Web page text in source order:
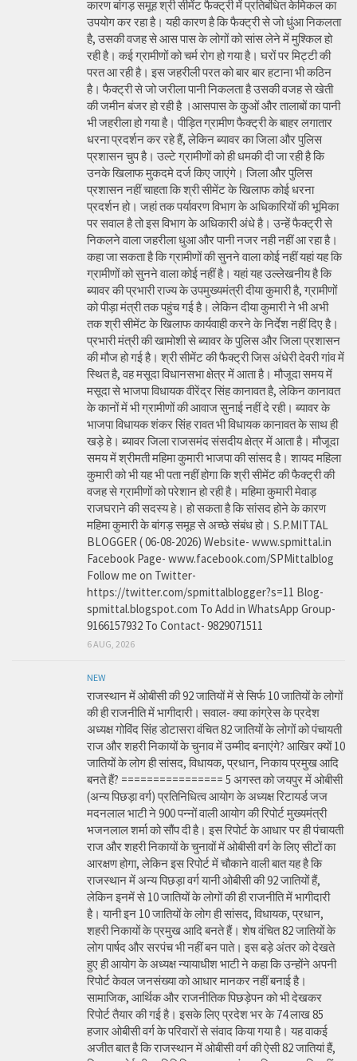
कारण बांगड़ समूह श्री सीमेंट फैक्ट्री में प्रतिबंधित केमिकल का
उपयोग कर रहा है। यही कारण है कि फैक्ट्री से जो धुंआ निकलता
है, उसकी वजह से आस पास के लोगों को सांस लेने में मुश्किल हो
रही है। कई ग्रामीणों को चर्म रोग हो गया है। घरों पर मिट्टी की
परत आ रही है। इस जहरीली परत को बार बार हटाना भी कठिन
है। फैक्ट्री से जो जरीला पानी निकलता है उसकी वजह से खेती
की जमीन बंजर हो रही है ।आसपास के कुओं और तालाबों का पानी
भी जहरीला हो गया है। पीड़ित ग्रामीण फैक्ट्री के बाहर लगातार
धरना प्रदर्शन कर रहे हैं, लेकिन ब्यावर का जिला और पुलिस
प्रशासन चुप है। उल्टे ग्रामीणों को ही धमकी दी जा रही है कि
उनके खिलाफ मुकदमे दर्ज किए जाएंगे। जिला और पुलिस
प्रशासन नहीं चाहता कि श्री सीमेंट के खिलाफ कोई धरना
प्रदर्शन हो। जहां तक पर्यावरण विभाग के अधिकारियों की भूमिका
पर सवाल है तो इस विभाग के अधिकारी अंधे है। उन्हें फैक्ट्री से
निकलने वाला जहरीला धुआ और पानी नजर नही नहीं आ रहा है।
कहा जा सकता है कि ग्रामीणों की सुनने वाला कोई नहीं यहां यह कि
ग्रामीणों को सुनने वाला कोई नहीं है। यहां यह उल्लेखनीय है कि
ब्यावर की प्रभारी राज्य के उपमुख्यमंत्री दीया कुमारी है, ग्रामीणों
को पीड़ा मंत्री तक पहुंच गई है। लेकिन दीया कुमारी ने भी अभी
तक श्री सीमेंट के खिलाफ कार्यवाही करने के निर्देश नहीं दिए है।
प्रभारी मंत्री की खामोशी से ब्यावर के पुलिस और जिला प्रशासन
की मौज हो गई है। श्री सीमेंट की फैक्ट्री जिस अंधेरी देवरी गांव में
स्थित है, वह मसूदा विधानसभा क्षेत्र में आता है। मौजूदा समय में
मसूदा से भाजपा विधायक वीरेंद्र सिंह कानावत है, लेकिन कानावत
के कानों में भी ग्रामीणों की आवाज सुनाई नहीं दे रही। ब्यावर के
भाजपा विधायक शंकर सिंह रावत भी विधायक कानावत के साथ ही
खड़े हे। ब्यावर जिला राजसमंद संसदीय क्षेत्र में आता है। मौजूदा
समय में श्रीमती महिमा कुमारी भाजपा की सांसद है। शायद महिला
कुमारी को भी यह भी पता नहीं होगा कि श्री सीमेंट की फैक्ट्री की
वजह से ग्रामीणों को परेशान हो रही है। महिमा कुमारी मेवाड़
राजघराने की सदस्य हे। हो सकता है कि सांसद होने के कारण
महिमा कुमारी के बांगड़ समूह से अच्छे संबंध हो। S.P.MITTAL
BLOGGER ( 06-08-2026) Website- www.spmittal.in
Facebook Page- www.facebook.com/SPMittalblog
Follow me on Twitter-
https://twitter.com/spmittalblogger?s=11 Blog-
spmittal.blogspot.com To Add in WhatsApp Group-
9166157932 To Contact- 9829071511
6 AUG, 2026
NEW
राजस्थान में ओबीसी की 92 जातियों में से सिर्फ 10 जातियों के लोगों
की ही राजनीति में भागीदारी। सवाल- क्या कांग्रेस के प्रदेश
अध्यक्ष गोविंद सिंह डोटासरा वंचित 82 जातियों के लोगों को पंचायती
राज और शहरी निकायों के चुनाव में उम्मीद बनाएंगे? आखिर क्यों 10
जातियों के लोग ही सांसद, विधायक, प्रधान, निकाय प्रमुख आदि
बनते हैं? ================ 5 अगस्त को जयपुर में ओबीसी
(अन्य पिछड़ा वर्ग) प्रतिनिधित्व आयोग के अध्यक्ष रिटायर्ड जज
मदनलाल भाटी ने 900 पन्नों वाली आयोग की रिपोर्ट मुख्यमंत्री
भजनलाल शर्मा को सौंप दी है। इस रिपोर्ट के आधार पर ही पंचायती
राज और शहरी निकायों के चुनावों में ओबीसी वर्ग के लिए सीटों का
आरक्षण होगा, लेकिन इस रिपोर्ट में चौकाने वाली बात यह है कि
राजस्थान में अन्य पिछड़ा वर्ग यानी ओबीसी की 92 जातियों हैं,
लेकिन इनमें से 10 जातियों के लोगों की ही राजनीति में भागीदारी
है। यानी इन 10 जातियों के लोग ही सांसद, विधायक, प्रधान,
शहरी निकायों के प्रमुख आदि बनते हैं। शेष वंचित 82 जातियों के
लोग पार्षद और सरपंच भी नहीं बन पाते। इस बड़े अंतर को देखते
हुए ही आयोग के अध्यक्ष न्यायाधीश भाटी ने कहा कि उन्होंने अपनी
रिपोर्ट केवल जनसंख्या को आधार मानकर नहीं बनाई है।
सामाजिक, आर्थिक और राजनीतिक पिछड़ेपन को भी देखकर
रिपोर्ट तैयार की गई है। इसके लिए प्रदेश भर के 74 लाख 85
हजार ओबीसी वर्ग के परिवारों से संवाद किया गया है। यह वाकई
अजीत बात है कि राजस्थान में ओबीसी वर्ग की ऐसी 82 जातियां हैं,